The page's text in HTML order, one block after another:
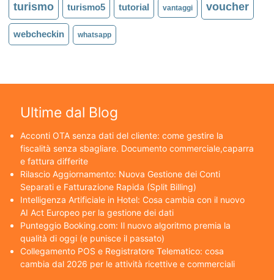
turismo turismo5 tutorial vantaggi voucher
webcheckin whatsapp
Ultime dal Blog
Acconti OTA senza dati del cliente: come gestire la
fiscalità senza sbagliare. Documento commerciale,caparra
e fattura differite
Rilascio Aggiornamento: Nuova Gestione dei Conti
Separati e Fatturazione Rapida (Split Billing)
Intelligenza Artificiale in Hotel: Cosa cambia con il nuovo
AI Act Europeo per la gestione dei dati
Punteggio Booking.com: Il nuovo algoritmo premia la
qualità di oggi (e punisce il passato)
Collegamento POS e Registratore Telematico: cosa
cambia dal 2026 per le attività ricettive e commerciali